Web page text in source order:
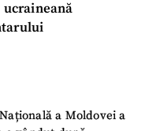
a Moldovei a